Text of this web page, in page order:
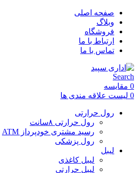
صفحه اصلی
وبلاگ
فروشگاه
ارتباط با ما
تماس با ما
Search
0 مقایسه
0 لیست علاقه مندی ها
رول حرارتی
رول حرارتی ۸سانت
رسید مشتری خودپرداز ATM
رول پزشکی
لیبل
لیبل کاغذی
لیبل حرارتی